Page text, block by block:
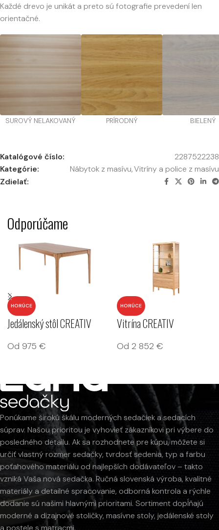
Každé drevo je unikát a preto sú fotografie prevedení len
orientačné.
SUROVÝ NELAKOVANÝ PRÍRODNÝ BIELENÝ
Katalógové číslo:
2287522238
Kategórie:
Nábytok z masívu,Vitríny a police z masívu
Zdielať:
Odporúčame
HORÚCE
Jedálenský stôl CREATIV
Od 975 €
HORÚCE
Vitrína CREATIV
Od 2 852 €
Ponúkame širokú škálu moderných sedačiek a sedacích
súprav. Našou prioritou je vyhovieť zákazníkovi pri výbere do
posledného detailu. Ak sa rozhodnete pre kúpu, môžete si
určiť vlastný rozmer sedačky, tvrdosť sedenia, typ a farbu
poťahového materiálu od najlepších dodávateľov – takto
vzniká Vaša nová sedačka. Ručná slovenská výroba, kvalitné
materiály a detailné spracovanie, odborná kontrola a rýchle
dodanie sú našimi hlavnými prioritami. Sortiment dopĺňajú
moderné a dizajnové stoličky, masívne stoly, jedálenské stoly
a postele s matracmi.